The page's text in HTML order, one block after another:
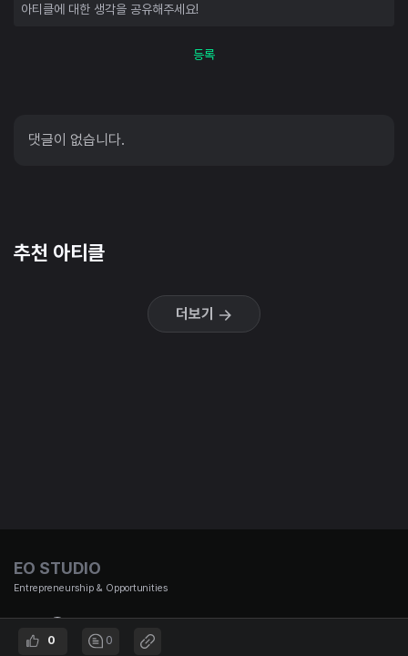
등록
댓글이 없습니다.
추천 아티클
더보기
0 0
EO STUDIO
Entrepreneurship & Opportunities